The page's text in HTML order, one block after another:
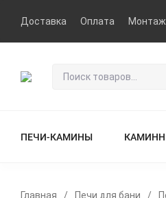
Доставка Оплата Монтаж
ПЕЧИ-КАМИНЫ
Главная / Печи для бани /